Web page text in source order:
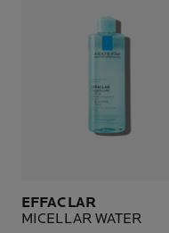
EFFACLAR
MICELLAR WATER